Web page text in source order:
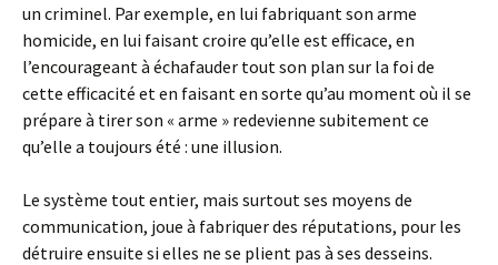
un criminel. Par exemple, en lui fabriquant son arme
homicide, en lui faisant croire qu’elle est efficace, en
l’encourageant à échafauder tout son plan sur la foi de
cette efficacité et en faisant en sorte qu’au moment où il se
prépare à tirer son « arme » redevienne subitement ce
qu’elle a toujours été : une illusion.
Le système tout entier, mais surtout ses moyens de
communication, joue à fabriquer des réputations, pour les
détruire ensuite si elles ne se plient pas à ses desseins.